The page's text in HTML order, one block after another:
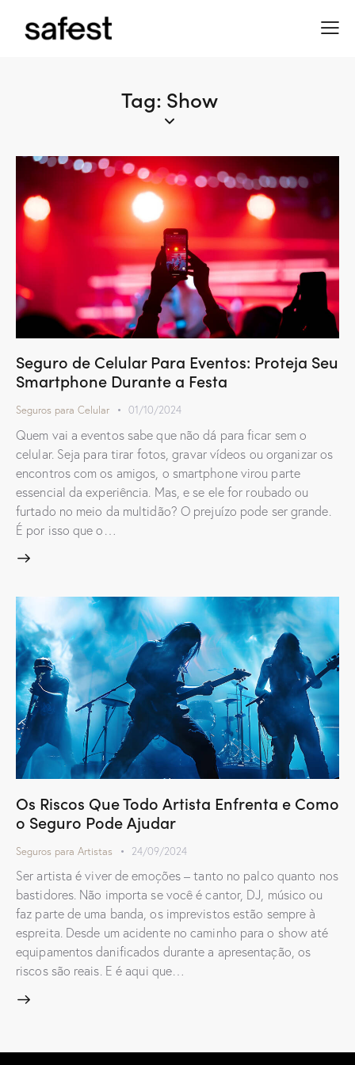
Tag: Show
Seguro de Celular Para Eventos: Proteja Seu
Smartphone Durante a Festa
Seguros para Celular 01/10/2024
Quem vai a eventos sabe que não dá para ficar sem o
celular. Seja para tirar fotos, gravar vídeos ou organizar os
encontros com os amigos, o smartphone virou parte
essencial da experiência. Mas, e se ele for roubado ou
furtado no meio da multidão? O prejuízo pode ser grande.
É por isso que o…
Os Riscos Que Todo Artista Enfrenta e Como
o Seguro Pode Ajudar
Seguros para Artistas 24/09/2024
Ser artista é viver de emoções – tanto no palco quanto nos
bastidores. Não importa se você é cantor, DJ, músico ou
faz parte de uma banda, os imprevistos estão sempre à
espreita. Desde um acidente no caminho para o show até
equipamentos danificados durante a apresentação, os
riscos são reais. E é aqui que…